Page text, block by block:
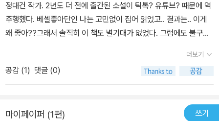
와 응원의 말을 건넨다. 어둠 속으로 들어가야만 선명한 빛을 볼 수 있
는 극장처럼 이 암전의 시간이 끝나면 곧 당신을 위해 마련된 총천연
색 장면들이 펼쳐질 거라고 어깨를 도닥인다. 그러니 사랑하는 것을
워하죠. 여러분이 자기 자신에게 그런 대접을 하지 않았으면 좋겠습
정대건 작가. 2년도 더 전에 출간된 소설이 틱톡? 유튜브? 때문에 역
주행했다. 베셀좋아단인 나는 고민없이 집어 읽었고.. 결과는.. 이게
왜 좋아??그래서 솔직히 이 책도 별기대가 없었다. 그럼에도 불구하
아니고, 이 책이 자신의 대표작이 되었으면 좋겠다는 문구때문이었
다.'사랑하는 것을 더욱 사랑하는 방향으로' 첫 인사부터 마음에 들었
다. 그리고 시작되는 젊고, 무명이며, 앞날이 보이지 않는 갓 입봉한
나이는 지났는데, 다큐멘터리를 찍으면서 점점 성숙해가는 조혜나에
더보기
공감 (1) 댓글 (0)
마이페이퍼 (1편) 쓰기